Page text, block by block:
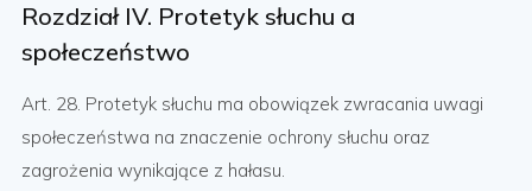
Rozdział IV. Protetyk słuchu a
społeczeństwo
Art. 28. Protetyk słuchu ma obowiązek zwracania uwagi
społeczeństwa na znaczenie ochrony słuchu oraz
zagrożenia wynikające z hałasu.